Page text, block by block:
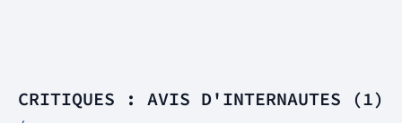
CRITIQUES : AVIS D'INTERNAUTES (1)